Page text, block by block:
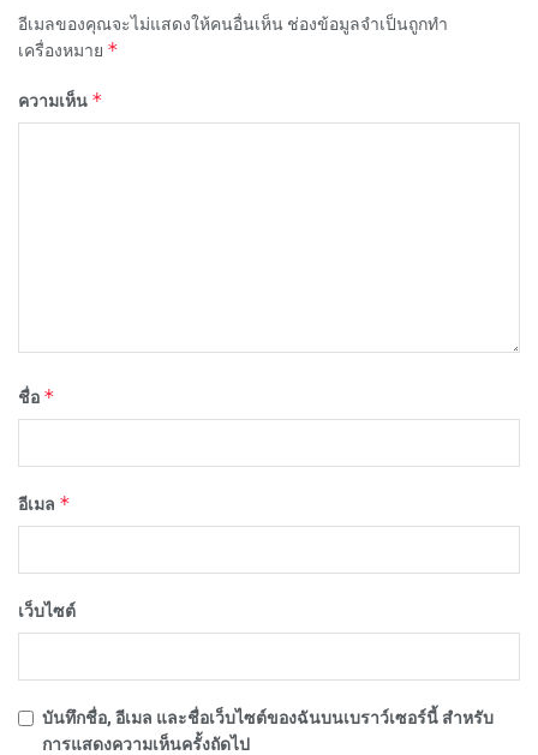
อีเมลของคุณจะไม่แสดงให้คนอื่นเห็น ช่องข้อมูลจำเป็นถูกทำ
เครื่องหมาย *
ความเห็น *
ชื่อ *
อีเมล *
เว็บไซต์
บันทึกชื่อ, อีเมล และชื่อเว็บไซต์ของฉันบนเบราว์เซอร์นี้ สำหรับ
การแสดงความเห็นครั้งถัดไป